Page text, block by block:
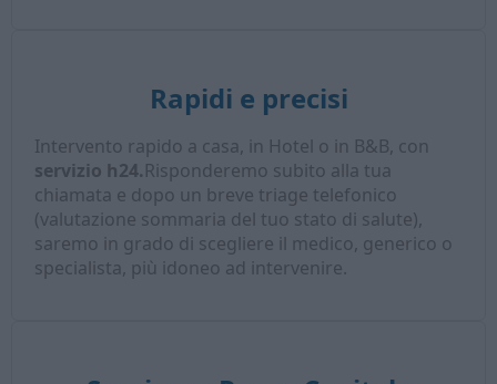
Rapidi e precisi
Intervento rapido a casa, in Hotel o in B&B, con
servizio h24.Risponderemo subito alla tua
chiamata e dopo un breve triage telefonico
(valutazione sommaria del tuo stato di salute),
saremo in grado di scegliere il medico, generico o
specialista, più idoneo ad intervenire.